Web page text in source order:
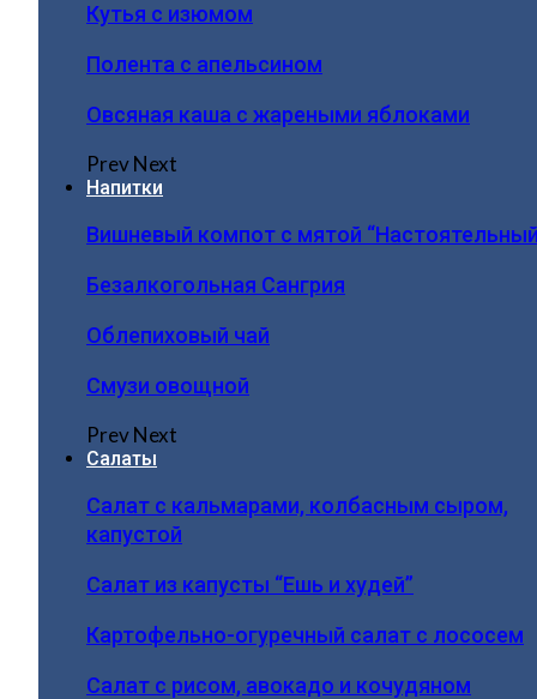
Кутья с изюмом
Полента с апельсином
Овсяная каша с жареными яблоками
PrevNext
Напитки
Вишневый компот с мятой
Безалкогольная Сангрия
Облепиховый чай
Смузи овощной
PrevNext
Салаты
Салат с кальмарами, колбасным сыром,
капустой
Салат из капусты “Ешь и худей”
Картофельно-огуречный салат с лососем
Салат с рисом, авокадо и кочудяном